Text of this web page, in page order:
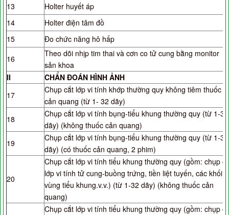
13
Holter huyết áp
14
Holter điện tâm đồ
15
Đo chức năng hô hấp
16
Theo dõi nhịp tim thai và cơn co tử cung bằng monitor
sản khoa
II
CHẨN ĐOÁN HÌNH ẢNH
17
Chụp cắt lớp vi tính khớp thường quy không tiêm thuốc
cản quang (từ 1- 32 dãy)
18
Chụp cắt lớp vi tính bụng-tiểu khung thường quy (từ 1-32
dãy) (không thuốc cản quang)
19
Chụp cắt lớp vi tính bụng-tiểu khung thường quy (từ 1-32
dãy) (có thuốc cản quang, 2 phim)
20
Chụp cắt lớp vi tính tiểu khung thường quy (gồm: chụp
lớp vi tính tử cung-buồng trứng, tiền liệt tuyến, các khối u
vùng tiểu khung.v.v.) (từ 1-32 dãy) (không thuốc cản
quang)
Chụp cắt lớp vi tính tiểu khung thường quy (gồm: chụp